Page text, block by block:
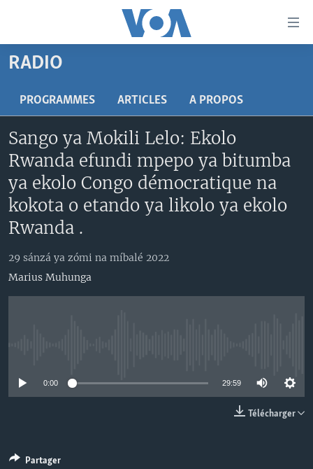
Menu
principal
la
navigation
principale
Retour
recherche
ANGOLA
RDC
RWANDA
AFRIQUE
ÉTATS-UNIS
SUJETS
CULTURE/ÉDUCATION
ÉCONOMIE
INSOLITE
JUSTICE
RELIGION
Yekola Angele
SUIVEZ-NOUS
Langues
RADIO
PROGRAMMES ARTICLES A PROPOS
Sango ya Mokili Lelo: Ekolo
Rwanda efundi mpepo ya bitumba
ya ekolo Congo démocratique na
kokota o etando ya likolo ya ekolo
Rwanda .
29 sánzá ya zómi na míbalé 2022
Marius Muhunga
0:00 29:59
Télécharger
Partager